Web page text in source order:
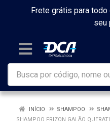
Frete grátis para todo
seu
INÍCIO SHAMPOO
SHAMPOO FRIZON GALÃO